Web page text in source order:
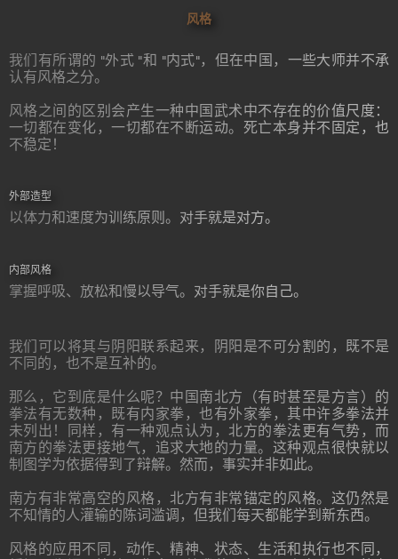
风格
我们有所谓的 "外式 "和 "内式"，但在中国，一些大师并不承
认有风格之分。
风格之间的区别会产生一种中国武术中不存在的价值尺度：
一切都在变化，一切都在不断运动。死亡本身并不固定，也
不稳定！
外部造型
以体力和速度为训练原则。对手就是对方。
内部风格
掌握呼吸、放松和慢以导气。对手就是你自己。
我们可以将其与阴阳联系起来，阴阳是不可分割的，既不是
不同的，也不是互补的。
那么，它到底是什么呢？中国南北方（有时甚至是方言）的
拳法有无数种，既有内家拳，也有外家拳，其中许多拳法并
未列出！同样，有一种观点认为，北方的拳法更有气势，而
南方的拳法更接地气，追求大地的力量。这种观点很快就以
制图学为依据得到了辩解。然而，事实并非如此。
南方有非常高空的风格，北方有非常锚定的风格。这仍然是
不知情的人灌输的陈词滥调，但我们每天都能学到新东西。
风格的应用不同，动作、精神、状态、生活和执行也不同，